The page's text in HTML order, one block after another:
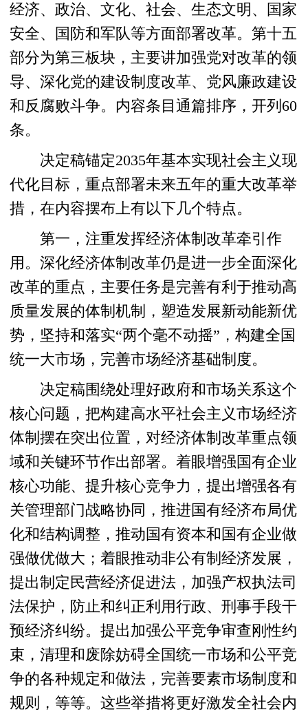
经济、政治、文化、社会、生态文明、国家
安全、国防和军队等方面部署改革。第十五
部分为第三板块，主要讲加强党对改革的领
导、深化党的建设制度改革、党风廉政建设
和反腐败斗争。内容条目通篇排序，开列60
条。
决定稿锚定2035年基本实现社会主义现
代化目标，重点部署未来五年的重大改革举
措，在内容摆布上有以下几个特点。
第一，注重发挥经济体制改革牵引作
用。深化经济体制改革仍是进一步全面深化
改革的重点，主要任务是完善有利于推动高
质量发展的体制机制，塑造发展新动能新优
势，坚持和落实“两个毫不动摇”，构建全国
统一大市场，完善市场经济基础制度。
决定稿围绕处理好政府和市场关系这个
核心问题，把构建高水平社会主义市场经济
体制摆在突出位置，对经济体制改革重点领
域和关键环节作出部署。着眼增强国有企业
核心功能、提升核心竞争力，提出增强各有
关管理部门战略协同，推进国有经济布局优
化和结构调整，推动国有资本和国有企业做
强做优做大；着眼推动非公有制经济发展，
提出制定民营经济促进法，加强产权执法司
法保护，防止和纠正利用行政、刑事手段干
预经济纠纷。提出加强公平竞争审查刚性约
束，清理和废除妨碍全国统一市场和公平竞
争的各种规定和做法，完善要素市场制度和
规则，等等。这些举措将更好激发全社会内